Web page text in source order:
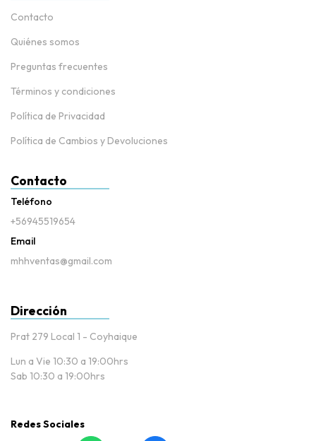
Contacto
Quiénes somos
Preguntas frecuentes
Términos y condiciones
Política de Privacidad
Política de Cambios y Devoluciones
Contacto
Teléfono
+56945519654
Email
mhhventas@gmail.com
Dirección
Prat 279 Local 1 - Coyhaique
Lun a Vie 10:30 a 19:00hrs
Sab 10:30 a 19:00hrs
Redes Sociales